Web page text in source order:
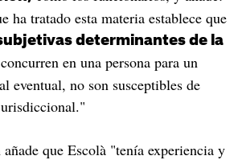
ha tratado esta materia establece que
determinantes de la
en una persona para un
eventual, no son susceptibles de
que Escolà "tenía experiencia y